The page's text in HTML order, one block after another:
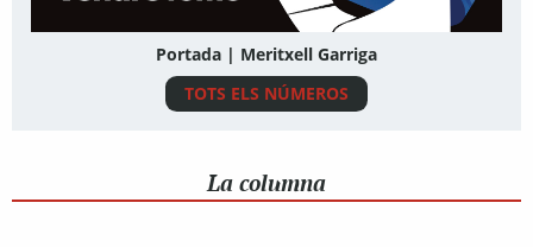
Portada | Meritxell Garriga
TOTS ELS NÚMEROS
La columna